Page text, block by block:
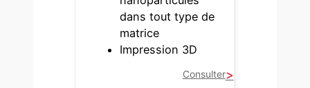
dans tout type de
matrice
Impression 3D
Consulter